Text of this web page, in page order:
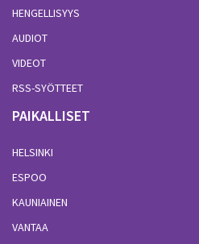
HENGELLISYYS
AUDIOT
VIDEOT
RSS-SYÖTTEET
PAIKALLISET
HELSINKI
ESPOO
KAUNIAINEN
VANTAA